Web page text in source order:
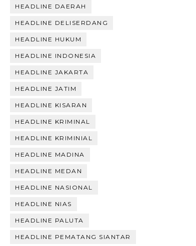
HEADLINE DAERAH
HEADLINE DELISERDANG
HEADLINE HUKUM
HEADLINE INDONESIA
HEADLINE JAKARTA
HEADLINE JATIM
HEADLINE KISARAN
HEADLINE KRIMINAL
HEADLINE KRIMINIAL
HEADLINE MADINA
HEADLINE MEDAN
HEADLINE NASIONAL
HEADLINE NIAS
HEADLINE PALUTA
HEADLINE PEMATANG SIANTAR